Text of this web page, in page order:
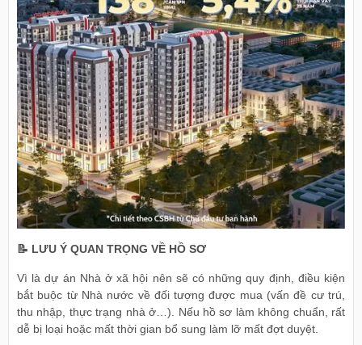
📝 LƯU Ý QUAN TRỌNG VỀ HỒ SƠ
Vì là dự án Nhà ở xã hội nên sẽ có những quy định, điều kiện
bắt buộc từ Nhà nước về đối tượng được mua (vấn đề cư trú,
thu nhập, thực trạng nhà ở…). Nếu hồ sơ làm không chuẩn, rất
dễ bị loại hoặc mất thời gian bổ sung làm lỡ mất đợt duyệt.